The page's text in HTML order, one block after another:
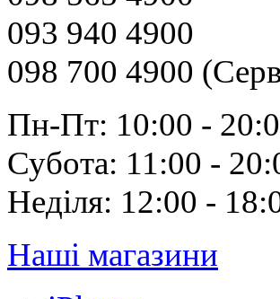
093 940 4900
098 700 4900
Пн-Пт: 10:00 -
Субота: 11:00 -
Неділя: 12:00 -
Наші магазини